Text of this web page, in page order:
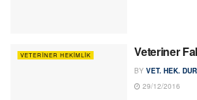
VETERINER HEKIMLIK Veteriner
BY VET. HEK.
29/12/2016